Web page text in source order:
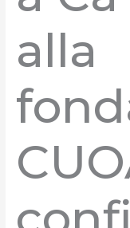
alla